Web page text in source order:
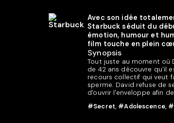
Avec son idée
Starbuck séduit du
émotion, humour et
film touche en plein
Synopsis
Tout juste au moment où
de 42 ans découvre qu'il
recours collectif qui veut
sperme. David refuse de
d'ouvrir l'enveloppe afin
#Secret, #Adolescence,